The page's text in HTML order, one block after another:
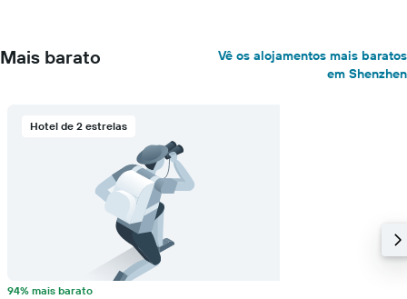
Mais barato
Vê os alojamentos mais baratos
em Shenzhen
Hotel de 2 estrelas
94% mais barato